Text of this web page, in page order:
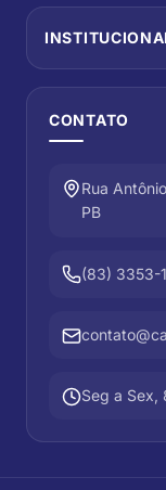
CONTATO
Rua
PB
(83) 3353-
Seg a Sex,